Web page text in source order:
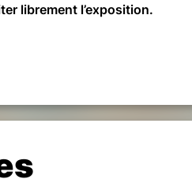
librement l’exposition.